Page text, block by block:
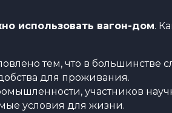
использовать вагон-дом.
тем, что в большинстве
для проживания.
участников
условия для жизни.